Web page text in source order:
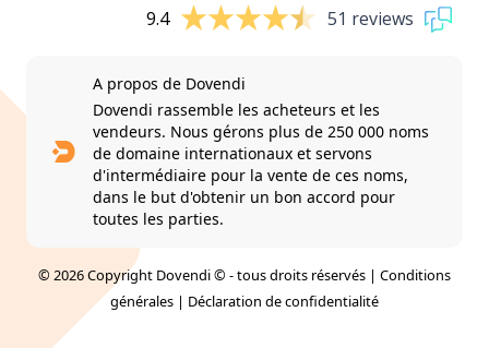
9.4 51 reviews
A propos de Dovendi
Dovendi rassemble les acheteurs et les
vendeurs. Nous gérons plus de 250 000 noms
de domaine internationaux et servons
d'intermédiaire pour la vente de ces noms,
dans le but d'obtenir un bon accord pour
toutes les parties.
© 2026 Copyright Dovendi © - tous droits réservés | Conditions
générales | Déclaration de confidentialité